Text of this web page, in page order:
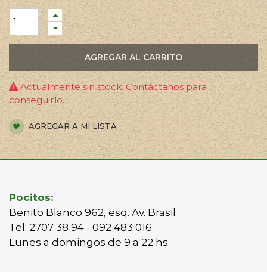
AGREGAR AL CARRITO
Actualmente sin stock. Contáctanos para
conseguirlo.
AGREGAR A MI LISTA
Pocitos:
Benito Blanco 962, esq. Av. Brasil
Tel: 2707 38 94 - 092 483 016
Lunes a domingos de 9 a 22 hs